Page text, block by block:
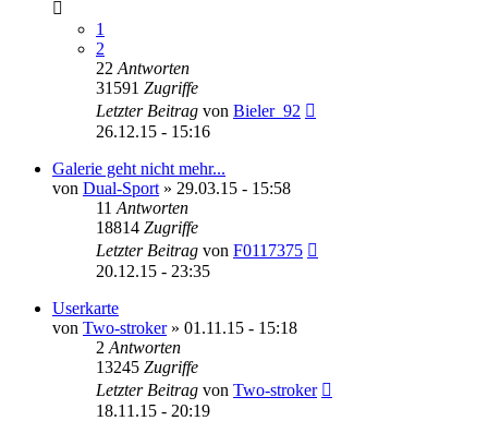
1
2
22 Antworten
31591 Zugriffe
Letzter Beitrag von Bieler_92
26.12.15 - 15:16
Galerie geht nicht mehr...
von Dual-Sport » 29.03.15 - 15:58
11 Antworten
18814 Zugriffe
Letzter Beitrag von F0117375
20.12.15 - 23:35
Userkarte
von Two-stroker» 01.11.15 - 15:18
2 Antworten
13245 Zugriffe
Letzter Beitrag von Two-stroker
18.11.15 - 20:19